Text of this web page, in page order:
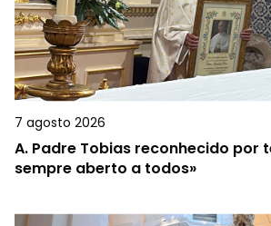
7 agosto 2026
A. Padre Tobias reconhecido por
sempre aberto a todos»